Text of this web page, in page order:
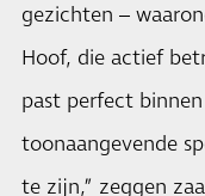
gezichten –
Hoof, die actief
past perfect
toonaangevende
te zijn,” zeggen